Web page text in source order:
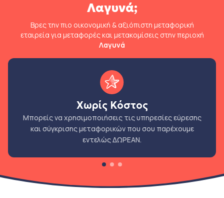
Λαγυνά;
Βρες την πιο οικονομική & αξιόπιστη μεταφορική
εταιρεία για μεταφορές και μετακομίσεις στην περιοχή
Λαγυνά
Χωρίς Κόστος
Μπορείς να χρησιμοποιήσεις τις υπηρεσίες εύρεσης
και σύγκρισης μεταφορικών που σου παρέχουμε
εντελώς ΔΩΡΕΑΝ.